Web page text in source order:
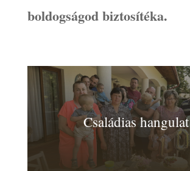
boldogságod biztosítéka.
Családias hangulat